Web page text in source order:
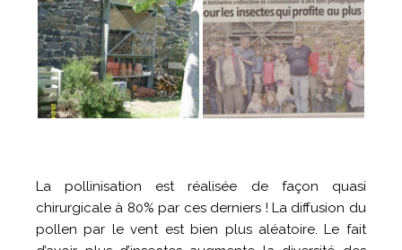
La pollinisation est réalisée de façon quasi
chirurgicale à 80% par ces derniers ! La diffusion du
pollen par le vent est bien plus aléatoire. Le fait